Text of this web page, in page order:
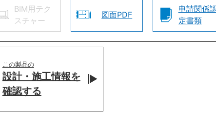
BIM用テク
スチャー
図面PDF
申請関係
定書類
この製品の
設計・施工情報を
確認する